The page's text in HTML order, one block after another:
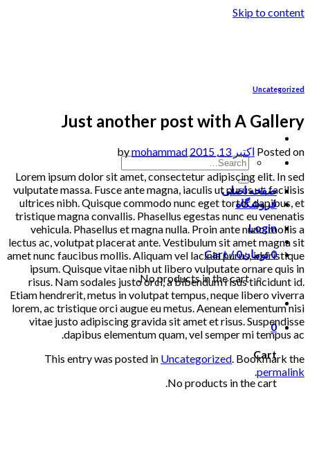
Skip to content
صفحه اصلی
فروشگاه
Login
Cart / تومان0
0
No products in the cart.
0
Cart
No products in the cart.
Uncategorized
Just another post with A Gallery
Posted on اکتبر 13, 2015
mohammad
Lorem ipsum dolor sit amet, consectetur adipiscing elit. In sed
vulputate massa. Fusce ante magna, iaculis ut purus ut, facilisis
ultrices nibh. Quisque commodo nunc eget tortor dapibus, et
tristique magna convallis. Phasellus egestas nunc eu venenatis
vehicula. Phasellus et magna nulla. Proin ante nunc, mollis a
lectus ac, volutpat placerat ante. Vestibulum sit amet magna sit
amet nunc faucibus mollis. Aliquam vel lacinia purus, id tristique
ipsum. Quisque vitae nibh ut libero vulputate ornare quis in
risus. Nam sodales justo orci, a bibendum risus tincidunt id.
Etiam hendrerit, metus in volutpat tempus, neque libero viverra
lorem, ac tristique orci augue eu metus. Aenean elementum nisi
vitae justo adipiscing gravida sit amet et risus. Suspendisse
dapibus elementum quam, vel semper mi tempus ac.
This entry was posted in Uncategorized. Bookmark the
permalink
.